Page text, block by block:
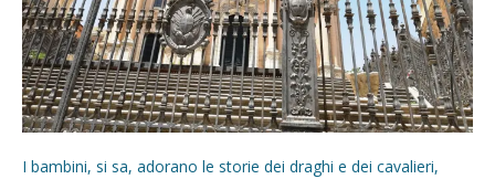
I bambini, si sa, adorano le storie dei draghi e dei cavalieri,